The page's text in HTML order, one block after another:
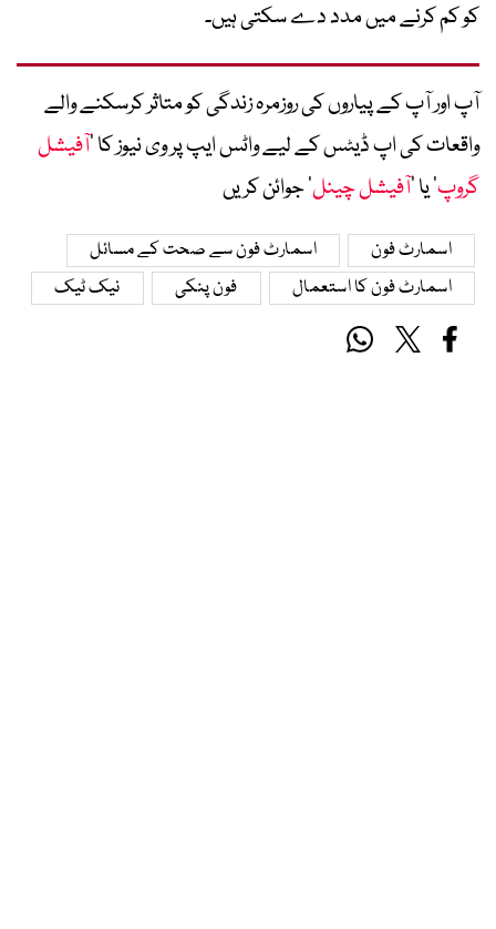
کو کم کرنے میں مدد دے سکتی ہیں۔
آپ اور آپ کے پیاروں کی روزمرہ زندگی کو متاثر کرسکنے والے
واقعات کی اپ ڈیٹس کے لیے واٹس ایپ پر وی نیوز کا ’آفیشل
گروپ‘ یا ’آفیشل چینل‘ جوائن کریں
اسمارٹ فون
اسمارٹ فون سے صحت کے مسائل
اسمارٹ فون کا استعمال
فون پنکی نیک ٹیک